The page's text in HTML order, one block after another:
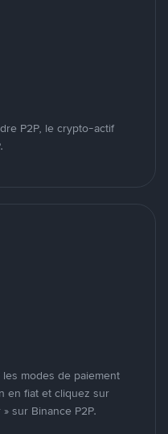
P2P, le crypto-actif
les modes de paiement
en fiat et cliquez sur
sur Binance P2P.